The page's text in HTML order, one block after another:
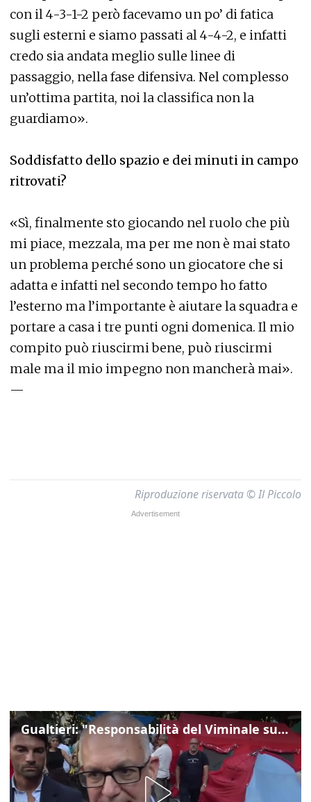
con il 4-3-1-2 però facevamo un po’ di fatica
sugli esterni e siamo passati al 4-4-2, e infatti
credo sia andata meglio sulle linee di
passaggio, nella fase difensiva. Nel complesso
un’ottima partita, noi la classifica non la
guardiamo».
Soddisfatto dello spazio e dei minuti in campo
ritrovati?
«Sì, finalmente sto giocando nel ruolo che più
mi piace, mezzala, ma per me non è mai stato
un problema perché sono un giocatore che si
adatta e infatti nel secondo tempo ho fatto
l’esterno ma l’importante è aiutare la squadra e
portare a casa i tre punti ogni domenica. Il mio
compito può riuscirmi bene, può riuscirmi
male ma il mio impegno non mancherà mai».
—
Riproduzione riservata © Il Piccolo
Gualtieri: "Responsabilità del Viminale su Spin Time? La posizione dei partiti è nota"